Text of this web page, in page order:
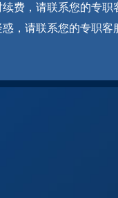
费，请联系您的专职
，请联系您的专职客